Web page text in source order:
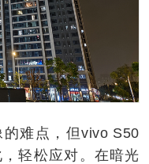
难点，但vivo S50
轻松应对。在暗光